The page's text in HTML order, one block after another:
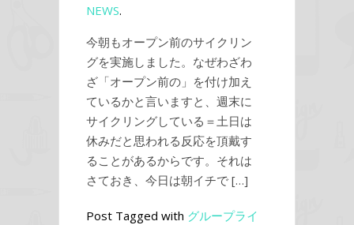
NEWS.
今朝もオープン前のサイクリン
グを実施しました。なぜわざわ
ざ「オープン前の」を付け加え
ているかと言いますと、週末に
サイクリングしている＝土日は
休みだと思われる反応を頂戴す
ることがあるからです。それは
さておき、今日は朝イチで […]
Post Tagged with グループライ